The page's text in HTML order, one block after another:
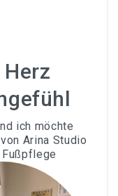
Make-Up
& Farbe
MICH
TERMIN VEREINBAREN
ich möchte
Arina Studio